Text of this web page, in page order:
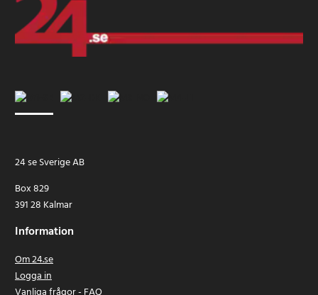
24 se Sverige AB
Box 829
391 28 Kalmar
Information
Om 24.se
Logga in